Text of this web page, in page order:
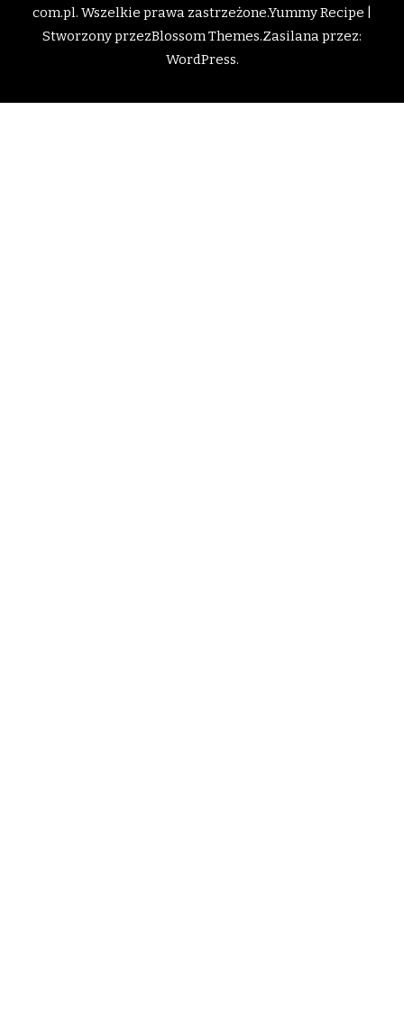
com.pl. Wszelkie prawa zastrzeżone.Yummy Recipe |
Stworzony przezBlossom Themes.Zasilana przez:
WordPress.